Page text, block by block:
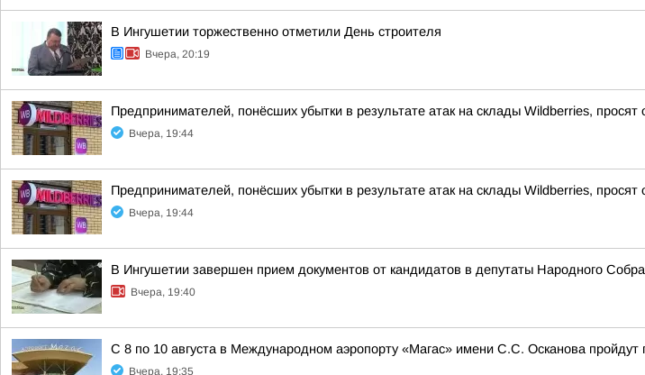
В Ингушетии торжественно отметили День строителя
Вчера, 20:19
Предпринимателей, понёсших убытки в результате атак на склады Wildberries,
Вчера, 19:44
Предпринимателей, понёсших убытки в результате атак на склады Wildberries,
Вчера, 19:44
В Ингушетии завершен прием документов от кандидатов в депутаты Народного
Вчера, 19:40
С 8 по 10 августа в Международном аэропорту «Магас» имени С.С. Осканова пройдут
Вчера, 19:35